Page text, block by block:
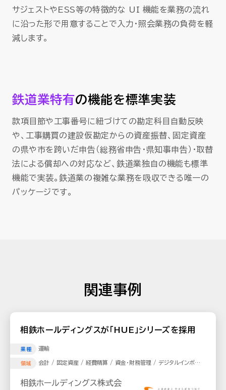
サジェストやESS等の特徴的な UI 機能を業務の流れ
に沿った形で用意することで入力・照会業務の負荷を軽
減します。
鉄道業特有の機能を標準実装
款項目節や工事番号に紐づけての勘定科目自動反映
や、工事購買の建設仮勘定からの資産振替、固定資産
の県や市を跨いだ申告（総務省申告・県知事申告）・取替
法による償却への対応など、鉄道業独自の機能も標準
機能で実装。鉄道業の複雑な業務を吸収できる唯一の
パッケージです。
関連事例
相鉄ホールディングスが「HUE」シリーズを採用
業種 運輸
領域
会計 / 固定資産 / 経費精算 / 資金・財務管理 / デジタルインボイス
相鉄ホールディングス株式会